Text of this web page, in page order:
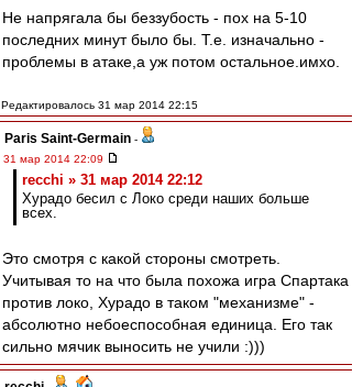
Не напрягала бы беззубость - пох на 5-10
последних минут было бы. Т.е. изначально -
проблемы в атаке,а уж потом остальное.имхо.
Редактировалось 31 мар 2014 22:15
Paris Saint-Germain -
31 мар 2014 22:09
recchi » 31 мар 2014 22:12
Хурадо бесил с Локо среди наших больше
всех.
Это смотря с какой стороны смотреть.
Учитывая то на что была похожа игра Спартака
против локо, Хурадо в таком "механизме" -
абсолютно небоеспособная единица. Его так
сильно мячик выносить не учили :)))